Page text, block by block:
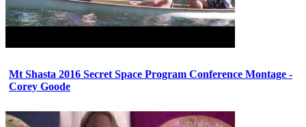
Mt Shasta 2016 Secret Space Program Conference Montage -
Corey Goode